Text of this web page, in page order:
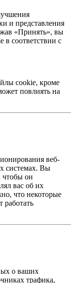
и представления
«Принять», вы
в соответствии с
cookie, кроме
повлиять на
веб-
системах. Вы
чтобы он
вас об их
что некоторые
работать
о ваших
трафика,